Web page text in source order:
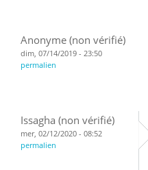
Anonyme (non vérifié)
dim, 07/14/2019 - 23:50
permalien
Issagha (non vérifié)
mer, 02/12/2020 - 08:52
permalien